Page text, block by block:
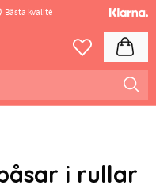
Bästa kvalité
Favoriter
i rullar